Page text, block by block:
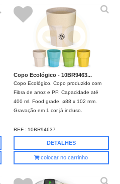
Copo Ecológico - 10BR9463...
Copo Ecológico. Copo produzido com
Fibra de arroz e PP. Capacidade até
400 ml. Food grade. ø88 x 102 mm.
Gravação em 1 cor já incluso.
REF.: 10BR94637
DETALHES
colocar no carrinho